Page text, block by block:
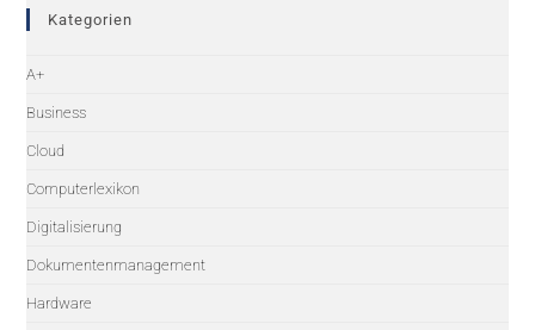
Kategorien
A+
Business
Cloud
Computerlexikon
Digitalisierung
Dokumentenmanagement
Hardware